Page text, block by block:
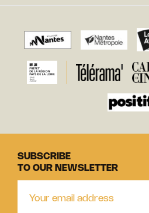
SUBSCRIBE
TO OUR NEWSLETTER